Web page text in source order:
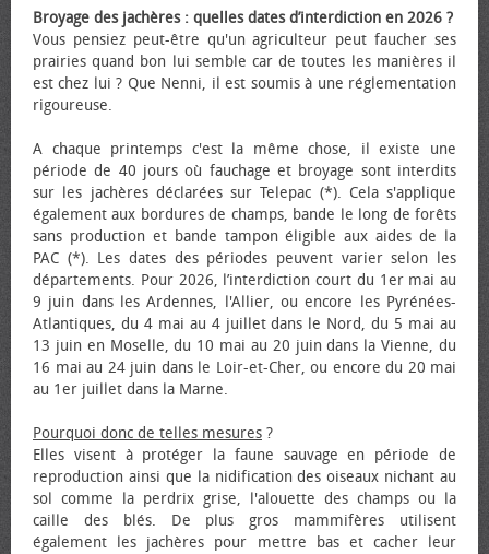
Broyage des jachères : quelles dates d’interdiction en 2026 ?
Vous pensiez peut-être qu'un agriculteur peut faucher ses
prairies quand bon lui semble car de toutes les manières il
est chez lui ? Que Nenni, il est soumis à une réglementation
rigoureuse.
A chaque printemps c'est la même chose, il existe une
période de 40 jours où fauchage et broyage sont interdits
sur les jachères déclarées sur Telepac (*). Cela s'applique
également aux bordures de champs, bande le long de forêts
sans production et bande tampon éligible aux aides de la
PAC (*). Les dates des périodes peuvent varier selon les
départements. Pour 2026, l’interdiction court du 1er mai au
9 juin dans les Ardennes, l'Allier, ou encore les Pyrénées-
Atlantiques, du 4 mai au 4 juillet dans le Nord, du 5 mai au
13 juin en Moselle, du 10 mai au 20 juin dans la Vienne, du
16 mai au 24 juin dans le Loir-et-Cher, ou encore du 20 mai
au 1er juillet dans la Marne.
Pourquoi donc de telles mesures ?
Elles visent à protéger la faune sauvage en période de
reproduction ainsi que la nidification des oiseaux nichant au
sol comme la perdrix grise, l'alouette des champs ou la
caille des blés. De plus gros mammifères utilisent
également les jachères pour mettre bas et cacher leur